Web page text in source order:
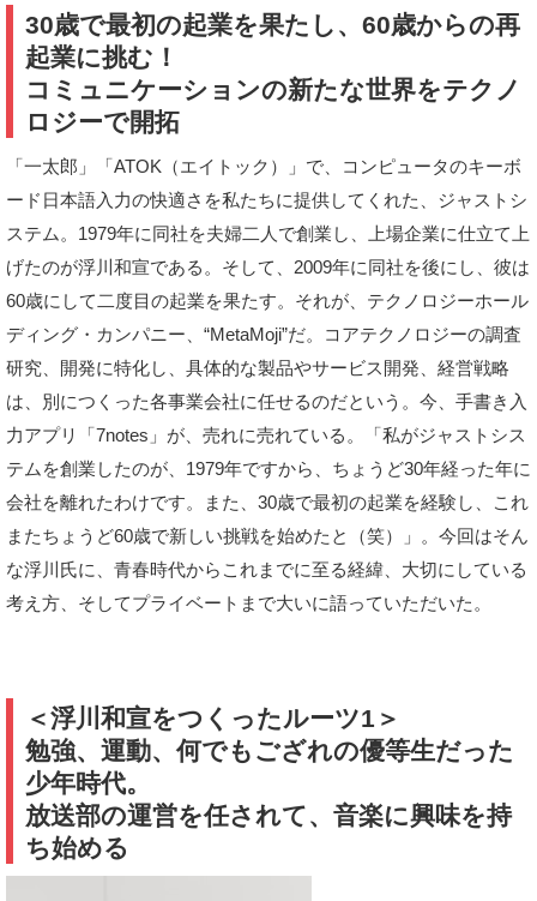
30歳で最初の起業を果たし、60歳からの再
起業に挑む！
コミュニケーションの新たな世界をテクノ
ロジーで開拓
「一太郎」「ATOK（エイトック）」で、コンピュータのキーボ
ード日本語入力の快適さを私たちに提供してくれた、ジャストシ
ステム。1979年に同社を夫婦二人で創業し、上場企業に仕立て上
げたのが浮川和宣である。そして、2009年に同社を後にし、彼は
60歳にして二度目の起業を果たす。それが、テクノロジーホール
ディング・カンパニー、“MetaMoji”だ。コアテクノロジーの調査
研究、開発に特化し、具体的な製品やサービス開発、経営戦略
は、別につくった各事業会社に任せるのだという。今、手書き入
力アプリ「7notes」が、売れに売れている。「私がジャストシス
テムを創業したのが、1979年ですから、ちょうど30年経った年に
会社を離れたわけです。また、30歳で最初の起業を経験し、これ
またちょうど60歳で新しい挑戦を始めたと（笑）」。今回はそん
な浮川氏に、青春時代からこれまでに至る経緯、大切にしている
考え方、そしてプライベートまで大いに語っていただいた。
＜浮川和宣をつくったルーツ1＞
勉強、運動、何でもござれの優等生だった
少年時代。
放送部の運営を任されて、音楽に興味を持
ち始める